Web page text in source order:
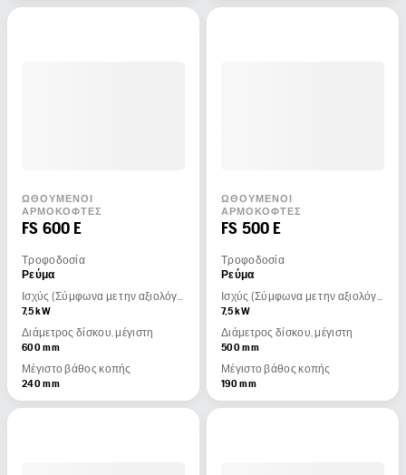
ΩΘΟΎΜΕΝΟΙ
ΑΡΜΟΚΌΦΤΕΣ
FS 600 E
Τροφοδοσία
Ρεύμα
Ισχύς (Σύμφωνα με την αξιολόγηση του κατασκευαστή του κινητήρα)
7,5 kW
Διάμετρος δίσκου, μέγιστη
600 mm
Μέγιστο βάθος κοπής
240 mm
ΩΘΟΎΜΕΝΟΙ
ΑΡΜΟΚΌΦΤΕΣ
FS 500 E
Τροφοδοσία
Ρεύμα
Ισχύς (Σύμφωνα με την αξιολόγηση του κατασκευαστή του κινητήρα)
7,5 kW
Διάμετρος δίσκου, μέγιστη
500 mm
Μέγιστο βάθος κοπής
190 mm